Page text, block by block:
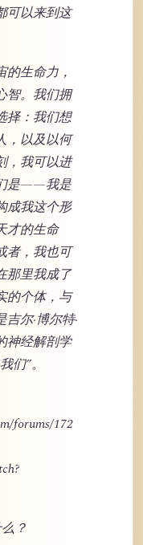
可以来到这
生命力，
智。我们拥
择：我们想
，以及以何
，我可以进
是——我是
我这个形
才的生命
者，我也可
那里我成了
的个体，与
尔·博尔特·
神经解剖学
们”。
forums/172
？